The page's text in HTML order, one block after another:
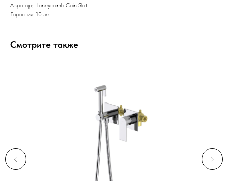
Аэратор: Honeycomb Coin Slot
Гарантия: 10 лет
Смотрите также